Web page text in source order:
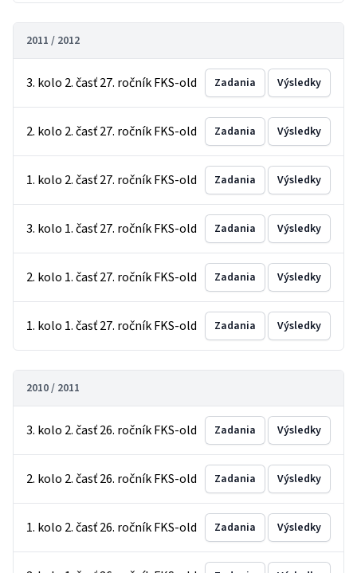
2011 / 2012
3. kolo 2. časť 27. ročník FKS-old Zadania Výsledky
2. kolo 2. časť 27. ročník FKS-old Zadania Výsledky
1. kolo 2. časť 27. ročník FKS-old Zadania Výsledky
3. kolo 1. časť 27. ročník FKS-old Zadania Výsledky
2. kolo 1. časť 27. ročník FKS-old Zadania Výsledky
1. kolo 1. časť 27. ročník FKS-old Zadania Výsledky
2010 / 2011
3. kolo 2. časť 26. ročník FKS-old Zadania Výsledky
2. kolo 2. časť 26. ročník FKS-old Zadania Výsledky
1. kolo 2. časť 26. ročník FKS-old Zadania Výsledky